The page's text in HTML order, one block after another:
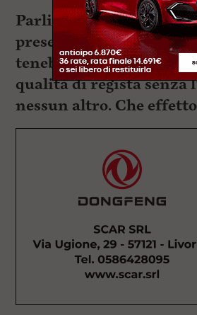
Parliamo del film che
presentare. “Mimì – Il
tenebre” è la sua prima
qualità di regista senza
nessun altro. Che